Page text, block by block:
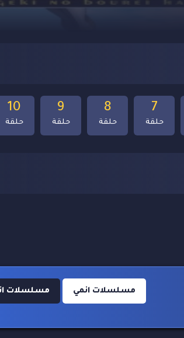
10
حلقة
9
حلقة
8
حلقة
7
حلقة
مسلسلات انمي مسلسلات انمي